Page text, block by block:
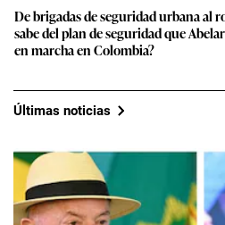
De brigadas de seguridad urbana al
sabe del plan de seguridad que
en marcha en Colombia?
Últimas noticias